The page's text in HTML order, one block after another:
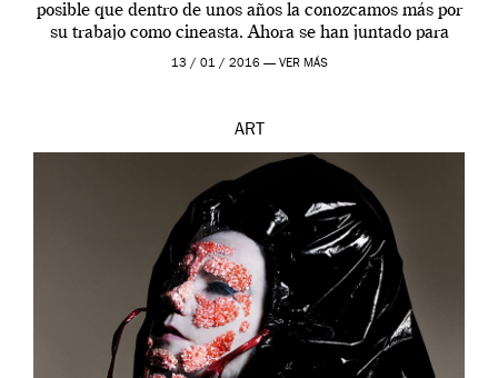
posible que dentro de unos años la conozcamos más por
su trabajo como cineasta. Ahora se han juntado para
contarnos una […]
13 / 01 / 2016 — VER MÁS
ART